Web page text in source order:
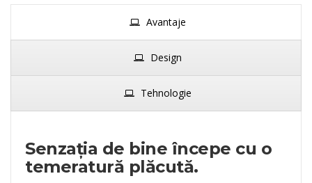
Avantaje
Design
Tehnologie
Senzaţia de bine începe cu o
temeratură plăcută.